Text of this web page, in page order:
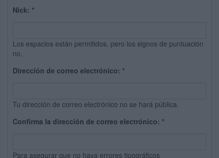
Nick: *
Los espacios están permitidos, pero los signos de puntuación
no.
Dirección de correo electrónico: *
Tu dirección de correo electrónico no se hará pública.
Confirma la dirección de correo electrónico: *
Para asegurar que no haya errores tipográficos